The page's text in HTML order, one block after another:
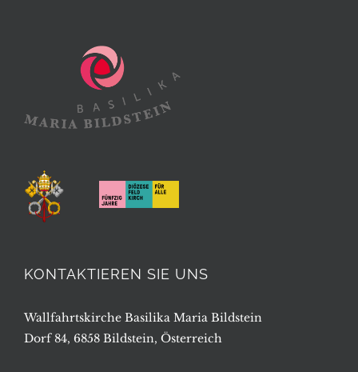
KONTAKTIEREN SIE UNS
Wallfahrtskirche Basilika Maria Bildstein
Dorf 84, 6858 Bildstein, Österreich